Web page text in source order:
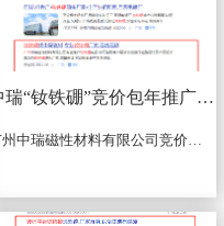
中瑞“钕铁硼”竞价包年推广上线啦
广州中瑞磁性材料有限公司竞价包年推广关键词：强磁、磁钢、钕铁硼，推广时长5*8，90天...